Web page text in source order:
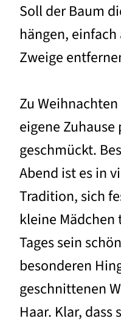
Soll der Baum
hängen,
Zweige
Zu
eigene
geschmückt.
Abend ist es in
Tradition, sich
kleine Mädchen
Tages sein
besonderen
geschnittenen
Haar. Klar,